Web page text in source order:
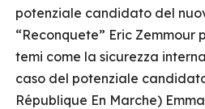
potenziale candidato del
“Reconquete” Eric
temi come la sicurezza
caso del potenziale
République En Marche)